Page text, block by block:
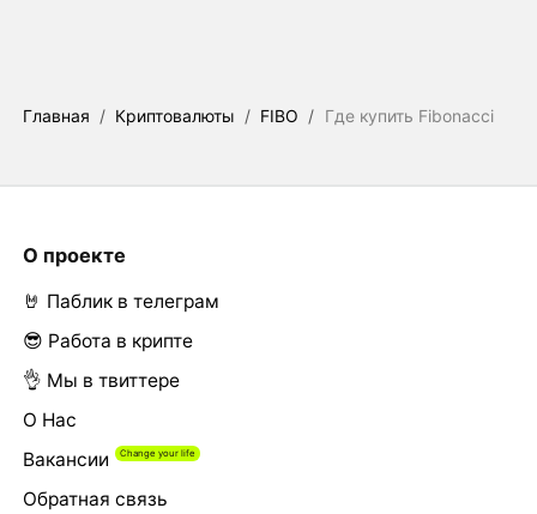
Главная / Криптовалюты / FIBO / Где купить Fibonacci
О проекте
🤘 Паблик в телеграм
😎 Работа в крипте
👌 Мы в твиттере
О Нас
Вакансии
Обратная связь